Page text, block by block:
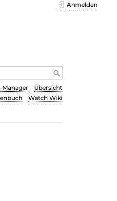
Anmelden
Manager
Übersicht
Watch Wiki